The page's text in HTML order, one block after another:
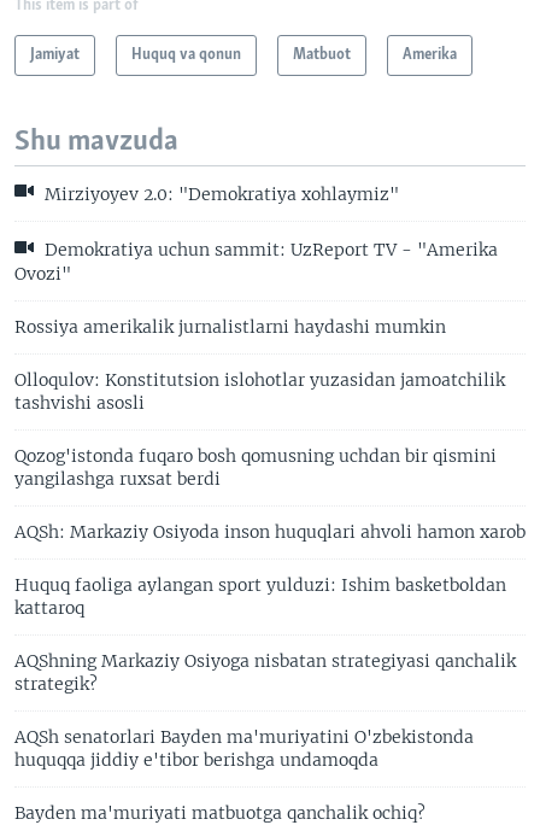
This item is part of
Jamiyat Huquq va qonun Matbuot Amerika
Shu mavzuda
Mirziyoyev 2.0: "Demokratiya xohlaymiz"
Demokratiya uchun sammit: UzReport TV - "Amerika
Ovozi"
Rossiya amerikalik jurnalistlarni haydashi mumkin
Olloqulov: Konstitutsion islohotlar yuzasidan jamoatchilik
tashvishi asosli
Qozog'istonda fuqaro bosh qomusning uchdan bir qismini
yangilashga ruxsat berdi
AQSh: Markaziy Osiyoda inson huquqlari ahvoli hamon xarob
Huquq faoliga aylangan sport yulduzi: Ishim basketboldan
kattaroq
AQShning Markaziy Osiyoga nisbatan strategiyasi qanchalik
strategik?
AQSh senatorlari Bayden ma'muriyatini O'zbekistonda
huquqqa jiddiy e'tibor berishga undamoqda
Bayden ma'muriyati matbuotga qanchalik ochiq?